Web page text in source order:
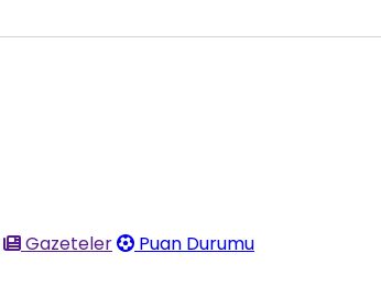
Gazeteler
Puan Durumu